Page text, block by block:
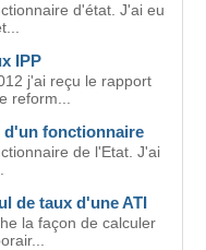
d'état. J'ai eu
IPP
j'ai reçu le rapport
reform...
fonctionnaire
de l'Etat. J'ai
de taux d'une ATI
la façon de calculer